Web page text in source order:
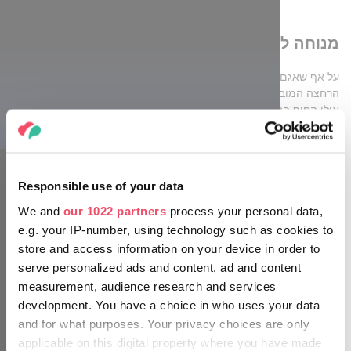
Responsible use of your data
We and our 1022 partners process your personal data,
e.g. your IP-number, using technology such as cookies to
store and access information on your device in order to
serve personalized ads and content, ad and content
measurement, audience research and services
development. You have a choice in who uses your data
and for what purposes. Your privacy choices are only
applicable on this digital property where you have made
5. מנוחה ללא הפרעה על חוף חלומי
על אף שאגם טיסה מפורסם בזכות נופי הטבע הפראי שלו, גם חופי
הרחצה המובנים היפים מחכים לרוחצים. מבין כולם, המקסים ביותר הוא
אולי החוף החלומי שנמצא בטיסאנאנה-דינ'שהאט. כפי ששמו מרמז,
הודות לסביבה הירוקה והמים הכחולים, חוף הרחצה שלו ורגוע באופן
נדיר. בנוסף לכך, המקום מציע מספר אפשרויות למנוחה פעילה, כך
לא תתאכזבו, המים המעמיקים לאט והשמורה הירוקה שמסביב כובשים